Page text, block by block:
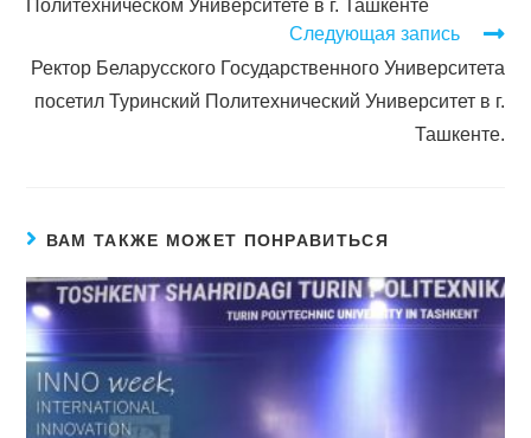
Политехническом Университете в г. Ташкенте
Следующая запись
Ректор Беларусского Государственного Университета
посетил Туринский Политехнический Университет в г.
Ташкенте.
ВАМ ТАКЖЕ МОЖЕТ ПОНРАВИТЬСЯ